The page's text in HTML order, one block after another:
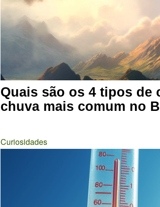
Quais são os 4 tipos de
chuva mais comum no
Curiosidades